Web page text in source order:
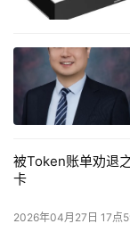
被Token账单劝退
卡
2026年04月27日 17点